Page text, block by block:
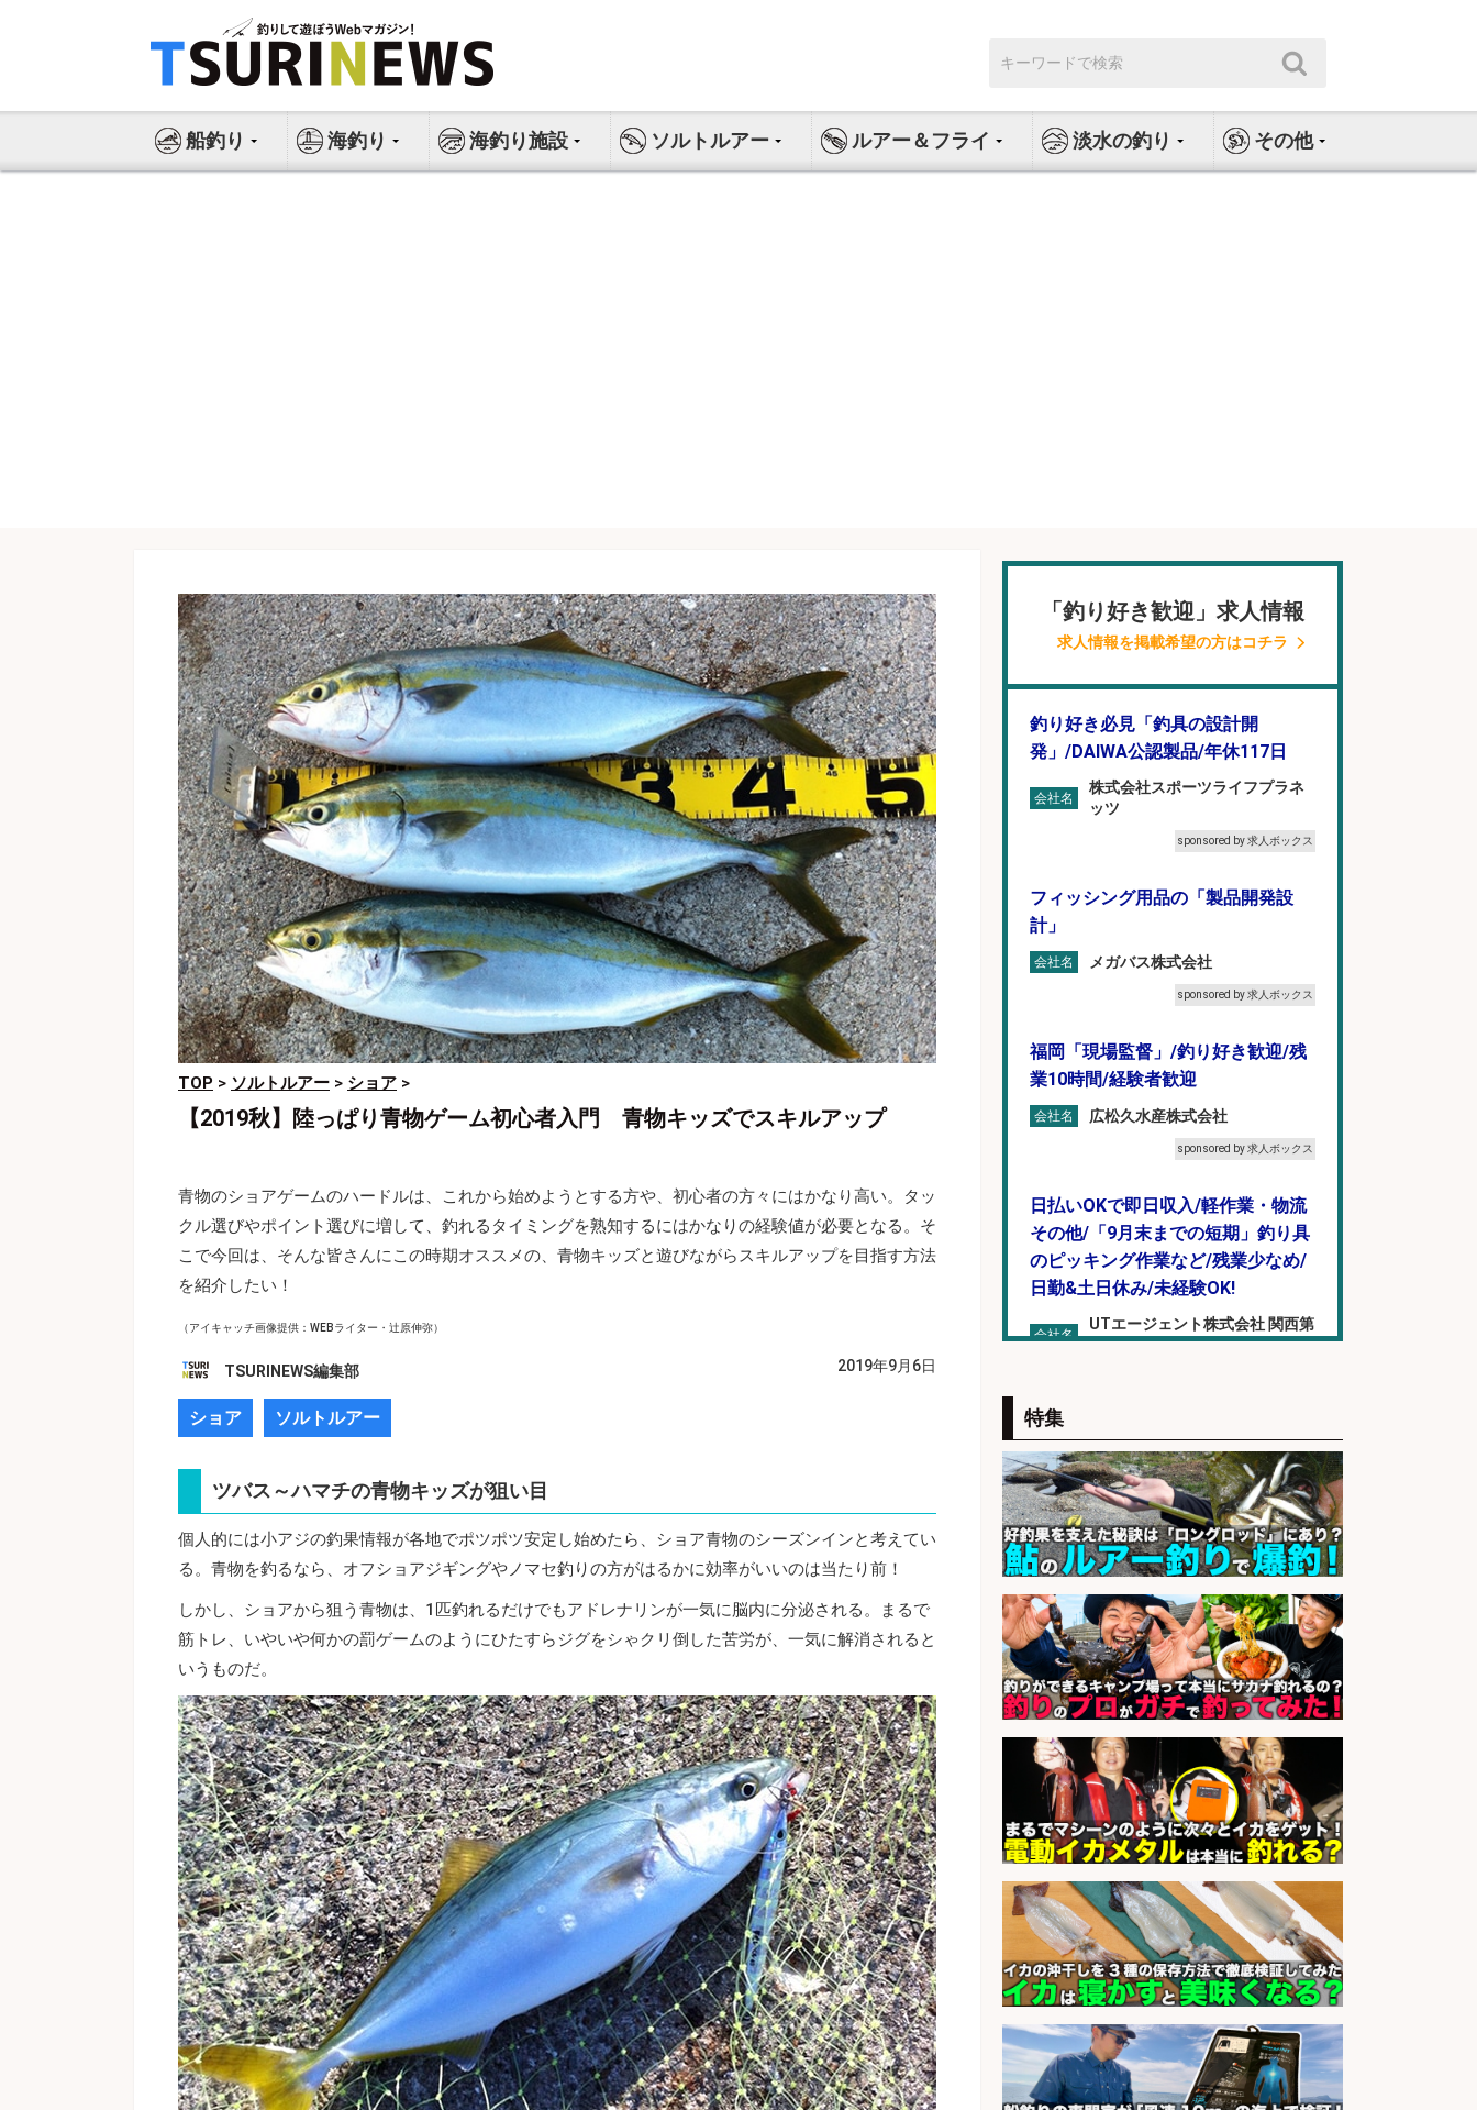
ス
索:
船釣り 海釣り 海釣り施設 ソルトルアー ルアー＆フライ 淡水の釣り その他
TOP > ソルトルアー > ショア >
【2019秋】陸っぱり青物ゲーム初心者入門 青物キッズでスキルアップ
青物のショアゲームのハードルは、これから始めようとする方や、初心者の方々にはかなり高い。タッ
クル選びやポイント選びに増して、釣れるタイミングを熟知するにはかなりの経験値が必要となる。そ
こで今回は、そんな皆さんにこの時期オススメの、青物キッズと遊びながらスキルアップを目指す方法
を紹介したい！
（アイキャッチ画像提供：WEBライター・辻原伸弥）
TSURINEWS編集部 2019年9月6日
ショア ソルトルアー
ツバス～ハマチの青物キッズが狙い目
個人的には小アジの釣果情報が各地でポツポツ安定し始めたら、ショア青物のシーズンインと考えてい
る。青物を釣るなら、オフショアジギングやノマセ釣りの方がはるかに効率がいいのは当たり前！
しかし、ショアから狙う青物は、1匹釣れるだけでもアドレナリンが一気に脳内に分泌される。まるで
筋トレ、いやいや何かの罰ゲームのようにひたすらジグをシゃクリ倒した苦労が、一気に解消されると
いうものだ。
「釣り好き歓迎」求人情報
求人情報を掲載希望の方はコチラ
釣り好き必見「釣具の設計開
発」/DAIWA公認製品/年休117日
会社名
株式会社スポーツライフプラネ
ッツ
sponsored by 求人ボックス
フィッシング用品の「製品開発設
計」
会社名 メガバス株式会社
sponsored by 求人ボックス
福岡「現場監督」/釣り好き歓迎/残
業10時間/経験者歓迎
会社名 広松久水産株式会社
sponsored by 求人ボックス
日払いOKで即日収入/軽作業・物流
その他/「9月末までの短期」釣り具
のピッキング作業など/残業少なめ/
日勤&土日休み/未経験OK!
会社名
UTエージェント株式会社 関西第
二CU
和食, 日本料理・懐石料理/店長・店
長候補/本物を知る大人の隠れ家!魚
の価値を上げ、地域を元気に!店長候
補募集
会社名 酒場あらかぶ 酒場あらかぶ
仕分け・シール貼り/釣り具などの
出荷作業/兵庫県/神戸市北区
会社名 UTエージェント株式会社
sponsored by 求人ボックス
和食, 居酒屋/キッチンスタッフ/天草
の魚と馬刺しの店 キッチンスタッフ
正社員募集
会社名
天草の魚と馬刺しの店 魚粋 天草
の魚と馬刺しの店 魚粋
sponsored by 求人ボックス
レジ打ち/日払いOK/おさかなの三枚
おろし/新潟県/小千谷市
会社名 株式会社G&G
sponsored by 求人ボックス
特集